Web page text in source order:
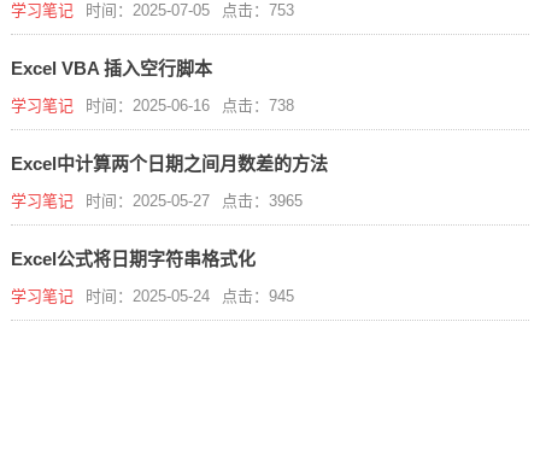
学习笔记 时间：2025-07-05 点击：753
Excel VBA 插入空行脚本
学习笔记 时间：2025-06-16 点击：738
Excel中计算两个日期之间月数差的方法
学习笔记 时间：2025-05-27 点击：3965
Excel公式将日期字符串格式化
学习笔记 时间：2025-05-24 点击：945